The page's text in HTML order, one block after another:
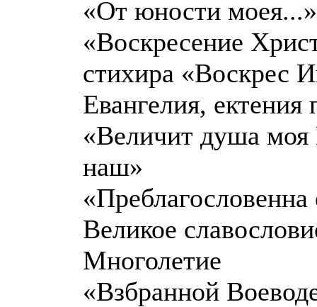
«От юности моея...»
«Воскресение
стихира «Воскрес
Евангелия,
«Величит душа моя
наш»
Великое
Многолетие
«Взбранной